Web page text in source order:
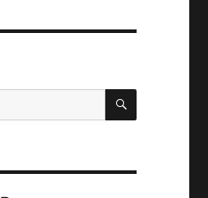
SUCHEN